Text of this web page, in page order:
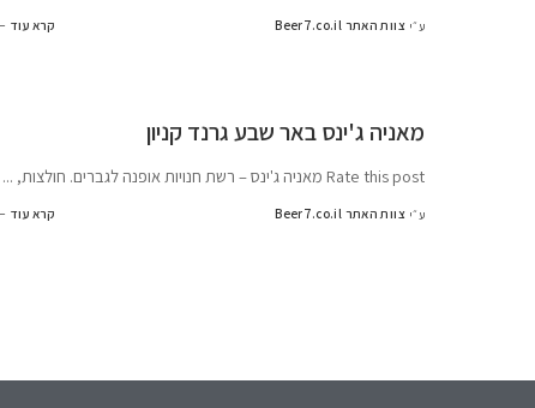
ע״י צוות האתר Beer7.co.il קרא עוד
מאניה ג'ינס באר שבע גרנד קניון
Rate this post מאניה ג'ינס – רשת חנויות אופנה לגברים. חולצות, ...
ע״י צוות האתר Beer7.co.il קרא עוד